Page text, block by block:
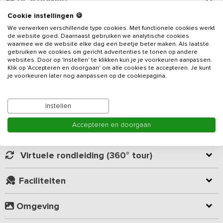
Ben je op zoek naar een gezellige en luxe groepsaccommodatie
met 10 stijlvolle suite-kamers, elk met eigen badkamer? Dit
vakantieadres biedt het beste van twee werelden: de privacy en
ruimte van een groepshuis, gecombineerd met de comfort en
faciliteiten van een hotel. Als gast maak je gratis gebruik van het
zwembad en de sauna van het hotel tegenover de accommodatie
ontspannen weekend weg weekend met familie, vrienden of
teambuilding met collega’s. Goed om te weten: Dit vakantieadres
is niet voorzien van een eigen keuken, zie laatste alinea voor de
Algemene ruimtes
De grote, gezellige huiskamer is ingericht om echt samen te zijn.
dinermomenten, maar kunnen ook los geplaatst worden voor
spelletjes of activiteiten in kleinere groepjes. Aan de bar geniet je
van een goede kop koffie of een gekoeld drankje — koffie en
Lees meer
Kamer indeling
Geverifieerde beoordelingen
Virtuele rondleiding (360° tour)
Faciliteiten
Omgeving
Cookie instellingen 🍪
We verwerken verschillende type cookies. Met functionele cookies werkt
de website goed. Daarnaast gebruiken we analytische cookies
waarmee we de website elke dag een beetje beter maken. Als laatste
gebruiken we cookies om gericht advertenties te tonen op andere
websites. Door op 'Instellen' te klikken kun je je voorkeuren aanpassen.
Klik op 'Accepteren en doorgaan' om alle cookies te accepteren. Je kunt
je voorkeuren later nog aanpassen op de cookiepagina.
Instellen
Accepteren en doorgaan